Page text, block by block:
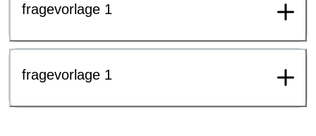
fragevorlage 1
fragevorlage 1